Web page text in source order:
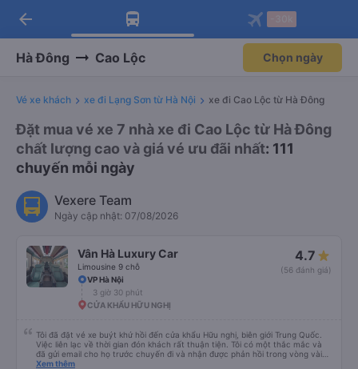
Tải app Vexere ngay!
Nhận ưu đãi thành viên độc
Mở app
Tải app Vexere
-30k/ghế khi đặt vé máy bay qua
Mở app
arrow_back
Hà Đông Cao Lộc Chọn ngày
Vé xe khách xe đi Lạng Sơn từ Hà Nội xe đi Cao Lộc từ Hà Đông
Đặt mua vé xe 7 nhà xe đi Cao Lộc từ Hà Đông
chất lượng cao và giá vé ưu đãi nhất: 111
chuyến mỗi ngày
Vexere Team
Ngày cập nhật: 07/08/2026
Vân Hà Luxury Car
Limousine 9 chỗ
4.7
(56 đánh giá)
VP Hà Nội
3 giờ 30 phút
CỬA KHẨU HỮU NGHỊ
Tôi đã đặt vé xe buýt khứ hồi đến cửa khẩu Hữu nghị, biên giới Trung Quốc.
Việc liên lạc về thời gian đón khách rất thuận tiện. Tôi có một thắc mắc và
đã gửi email cho họ trước chuyến đi và nhận được phản hồi trong vòng vài
giờ. Xe đón đúng giờ. Chuyến đi khứ hồi rất êm ái và xe rất sạch sẽ. Tôi rất
Xem thêm